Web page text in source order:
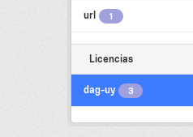
url 1
Licencias
dag-uy 3